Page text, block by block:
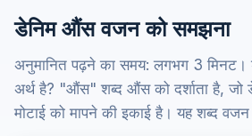
डेनिम औंस वजन को समझना
अनुमानित पढ़ने का समय: लगभग 3
अर्थ है? "औंस" शब्द औंस को दर्शाता है,
मोटाई को मापने की इकाई है। यह शब्द वजन